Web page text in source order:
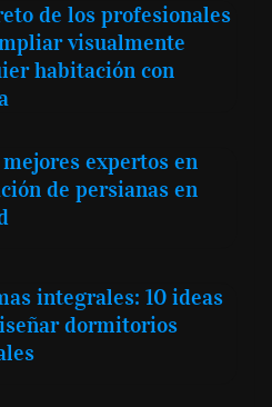
de los profesionales
visualmente
habitación con
mejores expertos en
de persianas en
integrales: 10 ideas
dormitorios